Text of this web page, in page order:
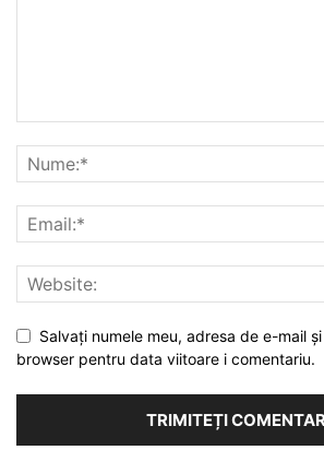
Salvați numele meu, adresa de e-mail
browser pentru data viitoare i comentariu.